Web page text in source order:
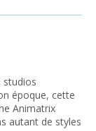
studios
époque, cette
Animatrix
autant de styles